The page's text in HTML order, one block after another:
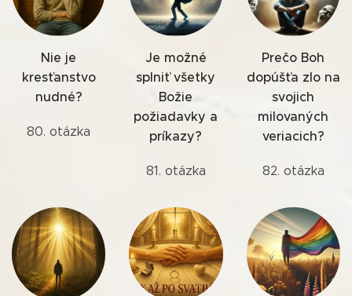
Nie je
kresťanstvo
nudné?
80. otázka
Je možné
splniť všetky
Božie
požiadavky a
príkazy?
81. otázka
Prečo Boh
dopúšťa zlo na
svojich
milovaných
veriacich?
82. otázka